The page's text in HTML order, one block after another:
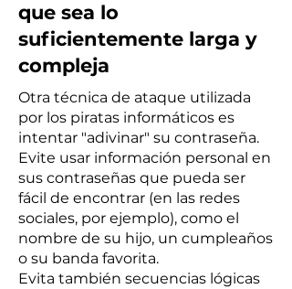
que sea lo
suficientemente larga y
compleja
Otra técnica de ataque utilizada
por los piratas informáticos es
intentar "adivinar" su contraseña.
Evite usar información personal en
sus contraseñas que pueda ser
fácil de encontrar (en las redes
sociales, por ejemplo), como el
nombre de su hijo, un cumpleaños
o su banda favorita.
Evita también secuencias lógicas